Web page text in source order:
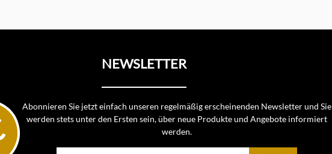
NEWSLETTER
Abonnieren Sie jetzt einfach unseren regelmäßig erscheinenden Newsletter und Sie
werden stets unter den Ersten sein, über neue Produkte und Angebote informiert
werden.